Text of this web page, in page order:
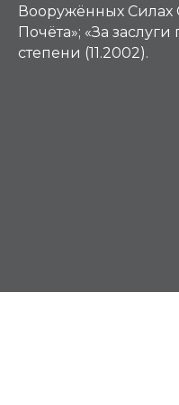
Вооружённых Силах
Почёта»; «За
степени (11.2002).